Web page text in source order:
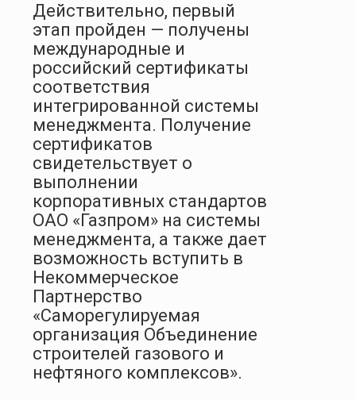
Действительно, первый
этап пройден — получены
международные и
российский сертификаты
соответствия
интегрированной системы
менеджмента. Получение
сертификатов
свидетельствует о
выполнении
корпоративных стандартов
ОАО «Газпром» на системы
менеджмента, а также дает
возможность вступить в
Некоммерческое
Партнерство
«Саморегулируемая
организация Объединение
строителей газового и
нефтяного комплексов».